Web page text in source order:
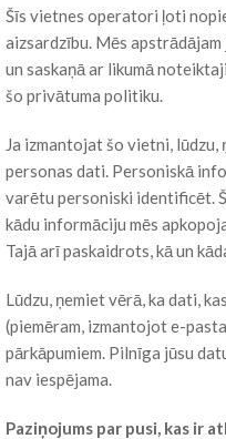
Šīs vietnes operatori ļoti
aizsardzību. Mēs
un saskaņā ar likumā
šo privātuma politiku.
Ja izmantojat šo vietni,
personas dati. Personiskā
varētu personiski identificēt.
kādu informāciju mēs
Tajā arī paskaidrots, kā un
Lūdzu, ņemiet vērā, ka dati,
(piemēram, izmantojot e-
pārkāpumiem. Pilnīga jūsu
nav iespējama.
Paziņojums par pusi, kas ir